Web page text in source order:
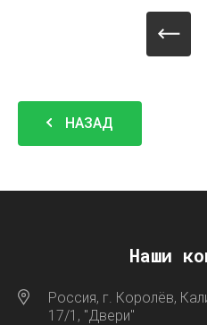
НАЗАД
Наши
Россия, г. Королёв,
17/1, "Двери"